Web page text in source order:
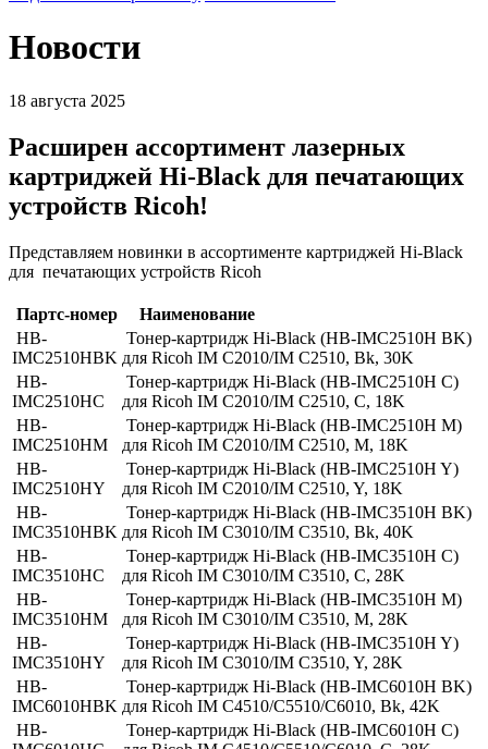
Новости
18 августа 2025
Расширен ассортимент лазерных
картриджей Hi-Black для печатающих
устройств Ricoh!
Представляем новинки в ассортименте картриджей Hi-Black
для печатающих устройств Ricoh
Партс-номер
Наименование
HB-
IMC2510HBK
Тонер-картридж Hi-Black (HB-IMC2510H BK)
для Ricoh IM C2010/IM C2510, Bk, 30K
HB-
IMC2510HC
Тонер-картридж Hi-Black (HB-IMC2510H C)
для Ricoh IM C2010/IM C2510, C, 18K
HB-
IMC2510HM
Тонер-картридж Hi-Black (HB-IMC2510H M)
для Ricoh IM C2010/IM C2510, M, 18K
HB-
IMC2510HY
Тонер-картридж Hi-Black (HB-IMC2510H Y)
для Ricoh IM C2010/IM C2510, Y, 18K
HB-
IMC3510HBK
Тонер-картридж Hi-Black (HB-IMC3510H BK)
для Ricoh IM C3010/IM C3510, Bk, 40K
HB-
IMC3510HC
Тонер-картридж Hi-Black (HB-IMC3510H C)
для Ricoh IM C3010/IM C3510, C, 28K
HB-
IMC3510HM
Тонер-картридж Hi-Black (HB-IMC3510H M)
для Ricoh IM C3010/IM C3510, M, 28K
HB-
IMC3510HY
Тонер-картридж Hi-Black (HB-IMC3510H Y)
для Ricoh IM C3010/IM C3510, Y, 28K
HB-
IMC6010HBK
Тонер-картридж Hi-Black (HB-IMC6010H BK)
для Ricoh IM C4510/C5510/C6010, Bk, 42K
HB-
Тонер-картридж Hi-Black (HB-IMC6010H C)